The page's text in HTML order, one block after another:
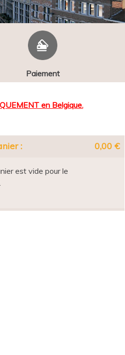
Paiement
en Belgique.
: 0,00 €
est vide pour le